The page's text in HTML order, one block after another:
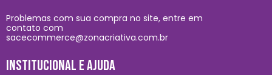
Problemas com sua compra no site, entre em
contato com
sacecommerce@zonacriativa.com.br
INSTITUCIONAL E AJUDA